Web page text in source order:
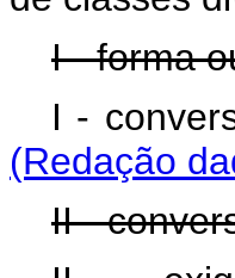
I - forma
I -
(Redação
II -